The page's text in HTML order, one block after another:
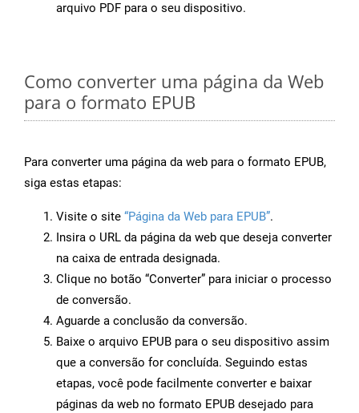
arquivo PDF para o seu dispositivo.
Como converter uma página da Web
para o formato EPUB
Para converter uma página da web para o formato EPUB,
siga estas etapas:
Visite o site “Página da Web para EPUB”.
Insira o URL da página da web que deseja converter
na caixa de entrada designada.
Clique no botão “Converter” para iniciar o processo
de conversão.
Aguarde a conclusão da conversão.
Baixe o arquivo EPUB para o seu dispositivo assim
que a conversão for concluída. Seguindo estas
etapas, você pode facilmente converter e baixar
páginas da web no formato EPUB desejado para